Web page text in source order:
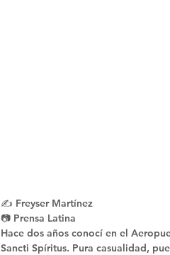
✍ Freyser Martínez
📷 Prensa Latina
Hace dos años conocí en el
Sancti Spíritus. Pura casualidad,